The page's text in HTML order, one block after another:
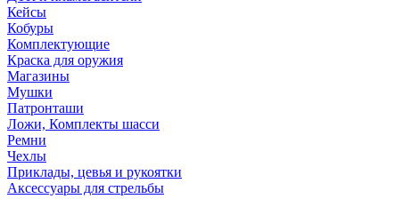
Кейсы
Кобуры
Комплектующие
Краска для оружия
Магазины
Мушки
Патронташи
Ложи, Комплекты шасси
Ремни
Чехлы
Приклады, цевья и рукоятки
Аксессуары для стрельбы